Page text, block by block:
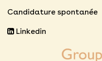
Candidature spontanée
Linkedin